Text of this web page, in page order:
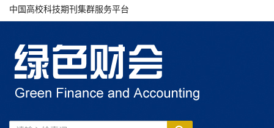
中国高校科技期刊集群服务平台